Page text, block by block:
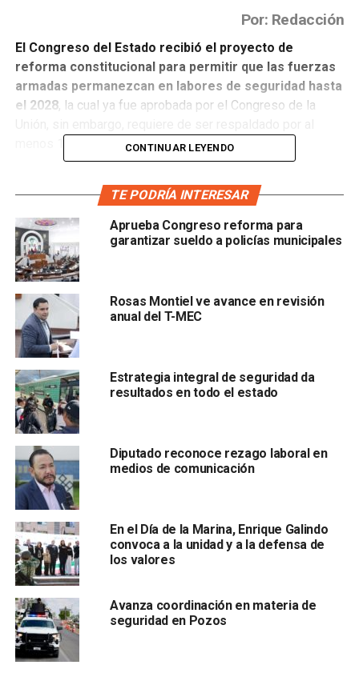
Por: Redacción
El Congreso del Estado recibió el proyecto de
reforma constitucional para permitir que las fuerzas
armadas permanezcan en labores de seguridad hasta
el 2028, la cual ya fue aprobada por el Congreso de la
menos 17 de los 32 congresos locales.
informó que la reforma implica modificar el decreto de
reforma constitucional de 2019 que creó la Guardia
Nacional;
agregó que dicho cambio avala la presencia
de las fuerzas armadas en tareas de Seguridad
Pública hasta 2028 en el país y establece que la
fuerza Armada permanente realizará las tareas de
Seguridad Pública con su organización y medios, y
deberá capacitarse en la doctrina de policía civil
establecida en el artículo 21 de la Constitución.
El cambio también considera una serie de medidas como
quedos veces al año el presidente de la República
deberá presentar un informe detallado del
desempeño del Ejército y la Marina;
también se creará
un fondo para el fortalecimiento de las policías
municipales y estatales; y se continuará con la
capacitación para tener más agentes de la Guardia
Nacional.
CONTINUAR LEYENDO
TE PODRÍA INTERESAR
Aprueba Congreso reforma para
garantizar sueldo a policías municipales
Rosas Montiel ve avance en revisión
anual del T-MEC
Estrategia integral de seguridad da
resultados en todo el estado
Diputado reconoce rezago laboral en
medios de comunicación
En el Día de la Marina, Enrique Galindo
convoca a la unidad y a la defensa de
los valores
Avanza coordinación en materia de
seguridad en Pozos